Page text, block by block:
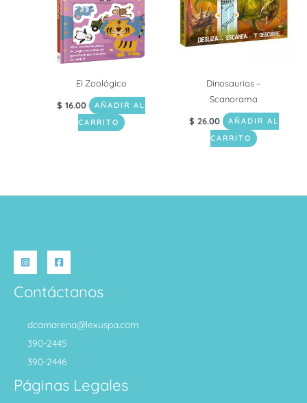
El Zoológico
$ 16.00
AÑADIR AL
CARRITO
Dinosaurios –
Scanorama
$ 26.00
AÑADIR AL
CARRITO
Contáctanos
dcamarena@lexuspa.com
390-2445
390-2446
Páginas Legales